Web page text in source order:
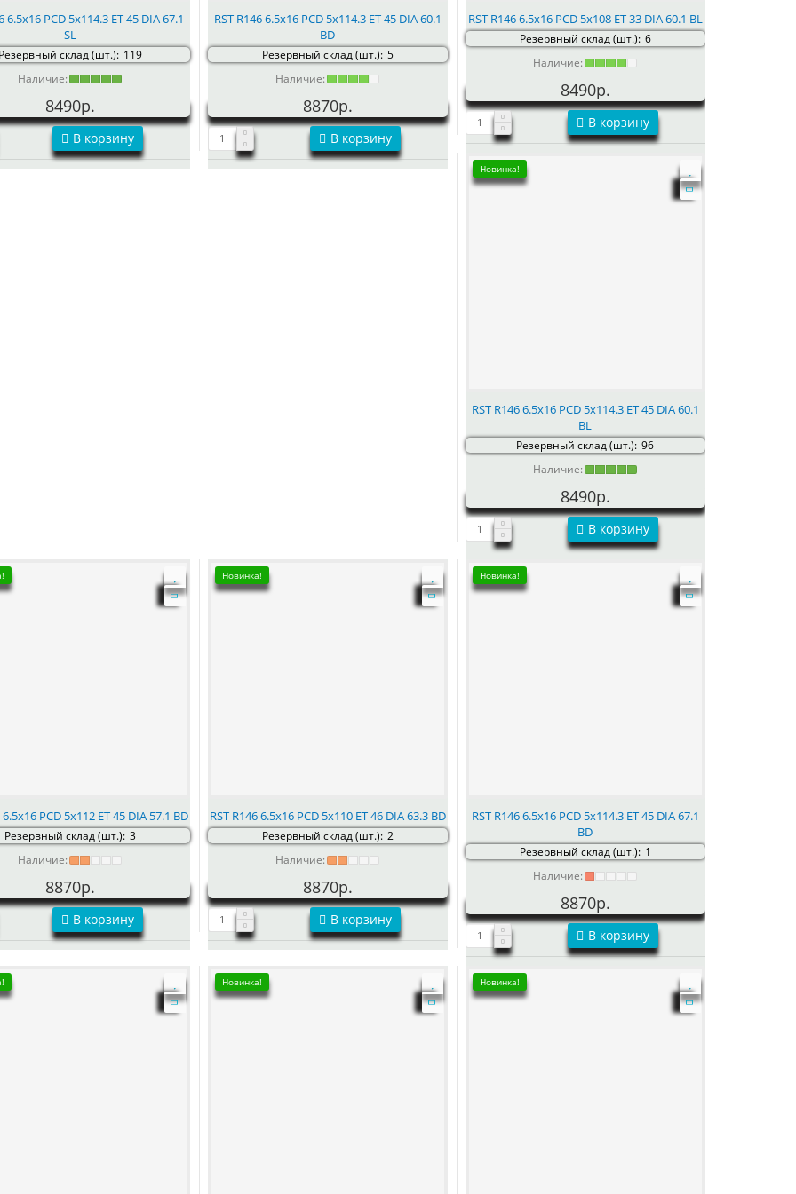
6.5x16 PCD 5x114.3 ET 45 DIA 67.1
SL
Резервный склад (шт.): 119
Наличие:
8490р.
В корзину
RST R146 6.5x16 PCD 5x114.3 ET 45 DIA 60.1
BD
Резервный склад (шт.): 5
Наличие:
8870р.
В корзину
RST R146 6.5x16 PCD 5x108 ET 33 DIA 60.1 BL
Резервный склад (шт.): 6
Наличие:
8490р.
В корзину
Новинка!
RST R146 6.5x16 PCD 5x114.3 ET 45 DIA 60.1
BL
Резервный склад (шт.): 96
Наличие:
8490р.
В корзину
6.5x16 PCD 5x112 ET 45 DIA 57.1 BD
Резервный склад (шт.): 3
Наличие:
8870р.
В корзину
Новинка!
RST R146 6.5x16 PCD 5x110 ET 46 DIA 63.3 BD
Резервный склад (шт.): 2
Наличие:
8870р.
В корзину
Новинка!
RST R146 6.5x16 PCD 5x114.3 ET 45 DIA 67.1
BD
Резервный склад (шт.): 1
Наличие:
8870р.
В корзину
Новинка! Новинка!